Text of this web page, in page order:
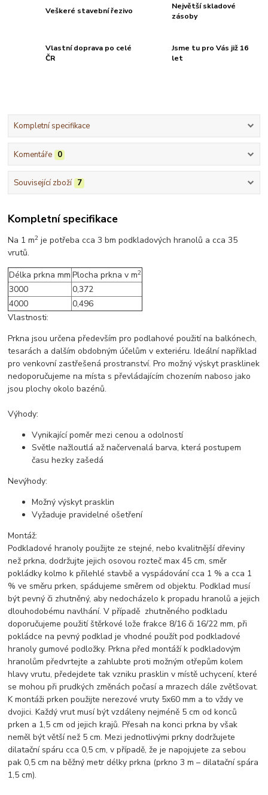
Veškeré stavební řezivo
Největší skladové
zásoby
Vlastní doprava po celé
ČR
Jsme tu pro Vás již 16
let
Kompletní specifikace
Komentáře 0
Související zboží 7
Kompletní specifikace
Na 1 m2 je potřeba cca 3 bm podkladových hranolů a cca 35
vrutů.
Délka prkna mm Plocha prkna v m2
3000
0,372
4000
0,496
Vlastnosti:
Prkna jsou určena především pro podlahové použití na balkónech,
tesarách a dalším obdobným účelům v exteriéru. Ideální například
pro venkovní zastřešená prostranství. Pro možný výskyt prasklinek
nedoporučujeme na místa s převládajícím chozením naboso jako
jsou plochy okolo bazénů.
Výhody:
Vynikající poměr mezi cenou a odolností
Světle nažloutlá až načervenalá barva, která postupem
času hezky zašedá
Nevýhody:
Možný výskyt prasklin
Vyžaduje pravidelné ošetření
Montáž:
Podkladové hranoly použijte ze stejné, nebo kvalitnější dřeviny
než prkna, dodržujte jejich osovou rozteč max 45 cm, směr
pokládky kolmo k přilehlé stavbě a vyspádování cca 1 % a cca 1
% ve směru prken, spádujeme směrem od objektu. Podklad musí
být pevný či zhutněný, aby nedocházelo k propadu hranolů a jejich
dlouhodobému navlhání. V případě zhutněného podkladu
doporučujeme použití štěrkové lože frakce 8/16 či 16/22 mm, při
pokládce na pevný podklad je vhodné použít pod podkladové
hranoly gumové podložky. Prkna před montáží k podkladovým
hranolům předvrtejte a zahlubte proti možným otřepům kolem
hlavy vrutu, předejdete tak vzniku prasklin v místě uchycení, které
se mohou při prudkých změnách počasí a mrazech dále zvětšovat.
K montáži prken použijte nerezové vruty 5x60 mm a to vždy ve
dvojici. Každý vrut musí být vzdáleny nejméně 5 cm od konců
prken a 1,5 cm od jejich krajů. Přesah na konci prkna by však
neměl být větší než 5 cm. Mezi jednotlivými prkny dodržujete
dilatační spáru cca 0,5 cm, v případě, že je napojujete za sebou
pak 0,5 cm na běžný metr délky prkna (prkno 3 m – dilatační spára
1,5 cm).